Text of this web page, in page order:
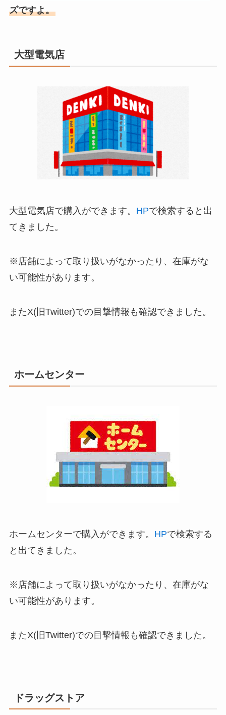
ズですよ。
大型電気店
大型電気店で購入ができます。 HPで検索すると出
てきました。
※店舗によって取り扱いがなかったり、在庫がな
い可能性があります。
またX(旧Twitter)での目撃情報も確認できました。
ホームセンター
ホームセンターで購入ができます。 HPで検索する
と出てきました。
※店舗によって取り扱いがなかったり、在庫がな
い可能性があります。
またX(旧Twitter)での目撃情報も確認できました。
ドラッグストア